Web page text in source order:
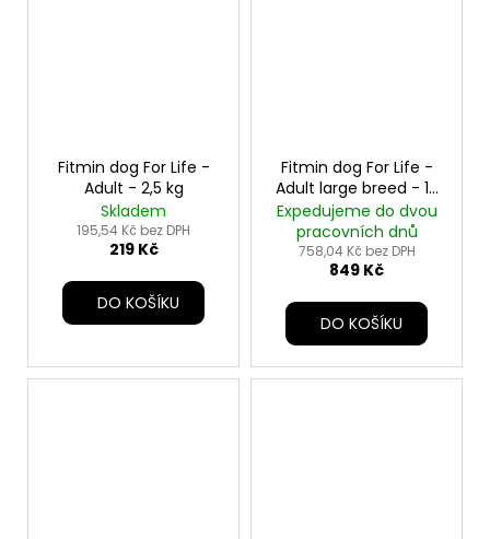
Fitmin dog For Life -
Adult - 2,5 kg
Skladem
195,54 Kč bez DPH
219 Kč
DO KOŠÍKU
Fitmin dog For Life -
Adult large breed - 12
kg
Expedujeme do dvou
pracovních dnů
758,04 Kč bez DPH
849 Kč
DO KOŠÍKU